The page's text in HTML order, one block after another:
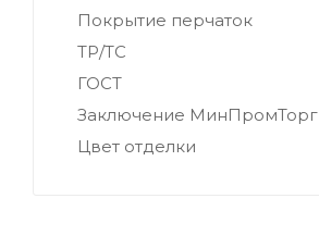
Покрытие перчаток
ТР/ТС
ГОСТ
Заключение МинПромТорг
Цвет отделки